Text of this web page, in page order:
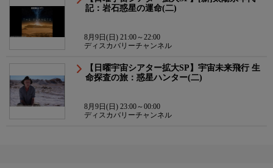
記：岩石惑星の運命(二)
8月9日(日) 21:00～22:00
ディスカバリーチャンネル
【日曜宇宙シアター拡大SP】宇宙未来飛行 生
命探査の旅：惑星ハンター(二)
8月9日(日) 23:00～00:00
ディスカバリーチャンネル